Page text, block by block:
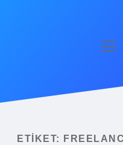
Yasal Uyarı
ETIKET: